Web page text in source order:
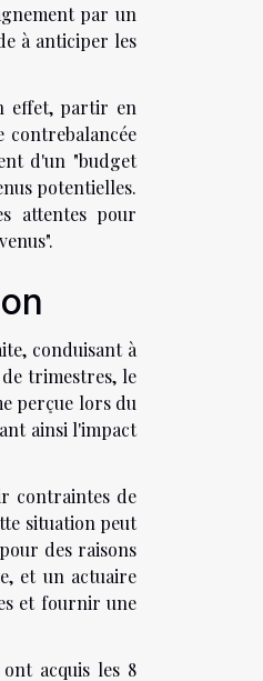
par un
à anticiper les
effet, partir en
contrebalancée
d'un "budget
potentielles.
attentes pour
conduisant à
trimestres, le
perçue lors du
ainsi l'impact
contraintes de
situation peut
des raisons
et un actuaire
et fournir une
acquis les 8